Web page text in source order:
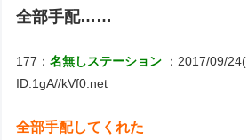
全部手配……
177：名無しステーション
：2017/09/
ID:1gA//kVf0.net
全部手配してくれた